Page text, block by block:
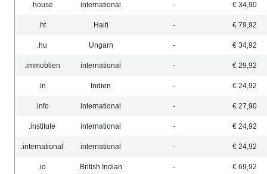
.house international - € 34,90
.ht Haiti - € 79,92
.hu Ungarn - € 34,92
.immoblien international - € 29,92
.in Indien - € 24,92
.info international - € 27,90
.institute international - € 24,92
.international international - € 24,92
.io
British Indian
- € 69,92